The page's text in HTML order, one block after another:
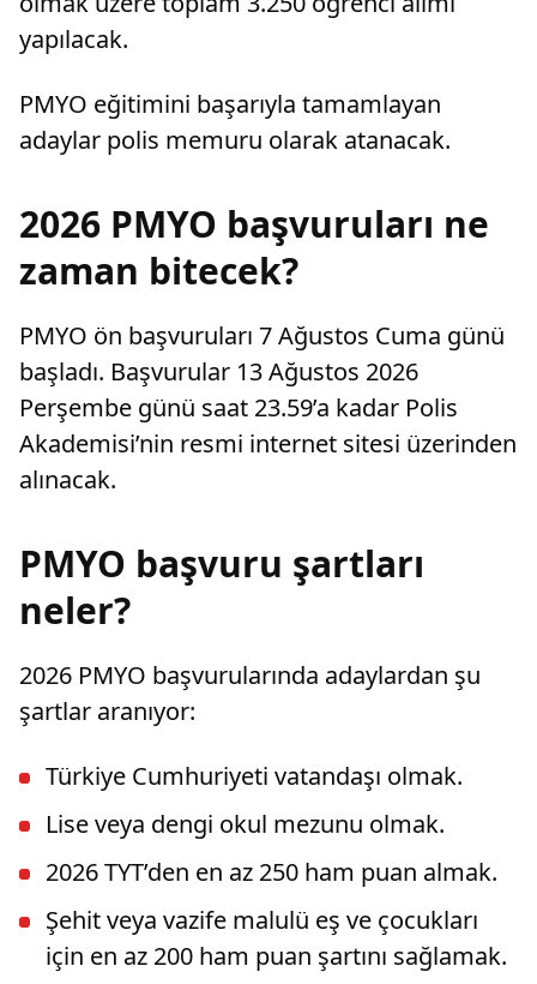
yapılacak.
PMYO eğitimini başarıyla tamamlayan
adaylar polis memuru olarak atanacak.
2026 PMYO başvuruları ne
zaman bitecek?
PMYO ön başvuruları 7 Ağustos Cuma günü
başladı. Başvurular 13 Ağustos 2026
Perşembe günü saat 23.59’a kadar Polis
Akademisi’nin resmi internet sitesi üzerinden
alınacak.
PMYO başvuru şartları
neler?
2026 PMYO başvurularında adaylardan şu
şartlar aranıyor:
Türkiye Cumhuriyeti vatandaşı olmak.
Lise veya dengi okul mezunu olmak.
2026 TYT’den en az 250 ham puan almak.
Şehit veya vazife malulü eş ve çocukları
için en az 200 ham puan şartını sağlamak.